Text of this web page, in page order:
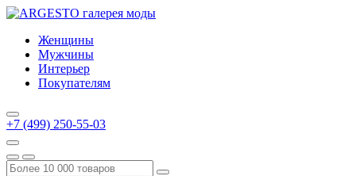
Женщины
Мужчины
Интерьер
Покупателям
+7 (499) 250-55-03